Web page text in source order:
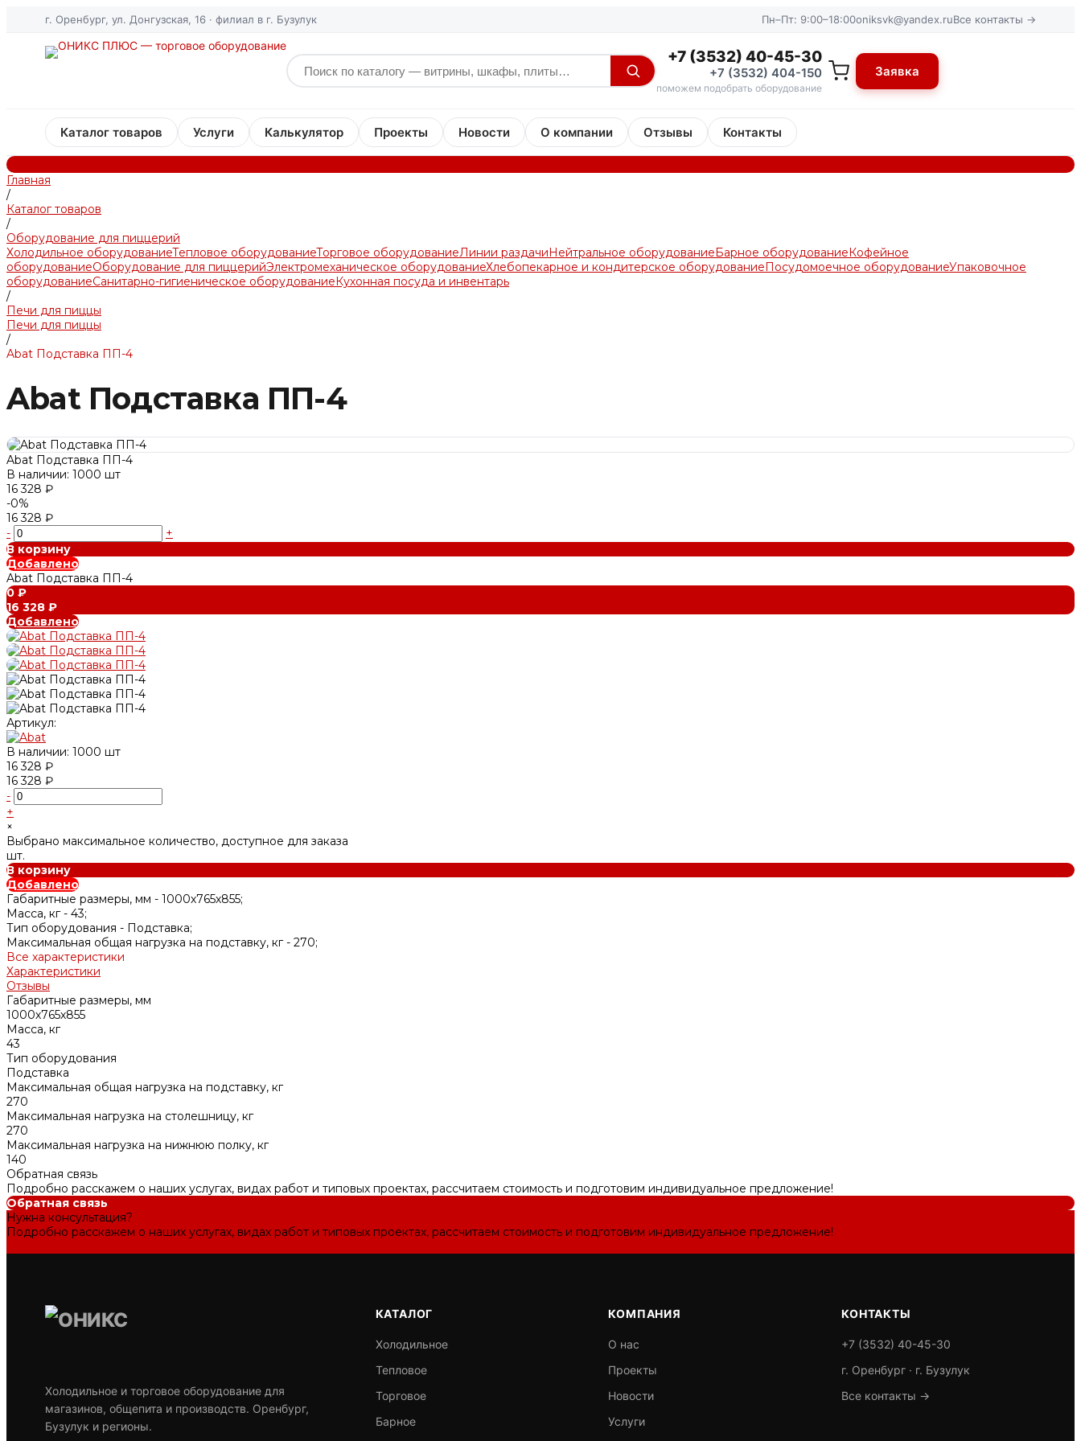
г. Оренбург, ул. Донгузская, 16 · филиал в г. Бузулук Пн–Пт: 9:00–18:00oniksvk@yandex.ruВсе контакты →
+7 (3532) 40-45-30
+7 (3532) 404-150
поможем подобрать оборудование
Заявка
Каталог товаров Услуги Калькулятор Проекты Новости О компании Отзывы Контакты
Главная
/
Каталог товаров
/
Оборудование для пиццерий
Холодильное оборудованиеТепловое оборудованиеТорговое оборудованиеЛинии раздачиНейтральное оборудованиеБарное оборудованиеКофейное
оборудованиеОборудование для пиццерийЭлектромеханическое оборудованиеХлебопекарное и кондитерское оборудованиеПосудомоечное оборудованиеУпаковочное
оборудованиеСанитарно-гигиеническое оборудованиеКухонная посуда и инвентарь
/
Печи для пиццы
Печи для пиццы
/
Abat Подставка ПП-4
Abat Подставка ПП-4
Abat Подставка ПП-4
В наличии: 1000 шт
16 328 ₽
-0%
16 328 ₽
-
+
В корзину
Добавлено
Abat Подставка ПП-4
0 ₽
16 328 ₽
Добавлено
Артикул:
В наличии: 1000 шт
16 328 ₽
16 328 ₽
-
+
×
Выбрано максимальное количество, доступное для заказа
шт.
В корзину
Добавлено
Габаритные размеры, мм - 1000х765х855;
Масса, кг - 43;
Тип оборудования - Подставка;
Максимальная общая нагрузка на подставку, кг - 270;
Все характеристики
Характеристики
Отзывы
Габаритные размеры, мм
1000х765х855
Масса, кг
43
Тип оборудования
Подставка
Максимальная общая нагрузка на подставку, кг
270
Максимальная нагрузка на столешницу, кг
270
Максимальная нагрузка на нижнюю полку, кг
140
Обратная связь
Подробно расскажем о наших услугах, видах работ и типовых проектах, рассчитаем стоимость и подготовим индивидуальное предложение!
Обратная связь
Нужна консультация?
Подробно расскажем о наших услугах, видах работ и типовых проектах, рассчитаем стоимость и подготовим индивидуальное предложение!
Холодильное и торговое оборудование для
магазинов, общепита и производств. Оренбург,
Бузулук и регионы.
КАТАЛОГ
Холодильное
Тепловое
Торговое
Барное
КОМПАНИЯ
О нас
Проекты
Новости
Услуги
КОНТАКТЫ
+7 (3532) 40-45-30
г. Оренбург · г. Бузулук
Все контакты →